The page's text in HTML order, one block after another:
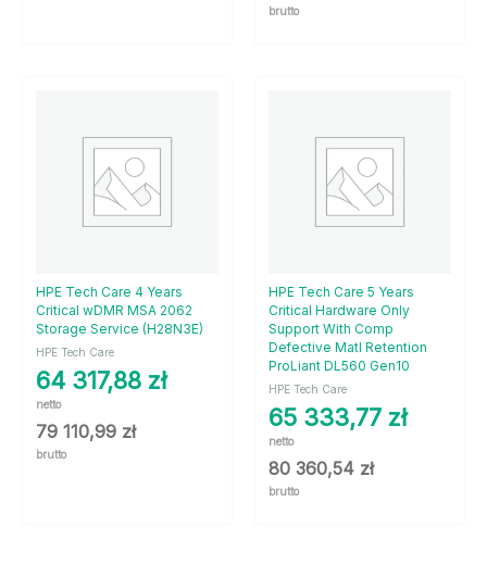
brutto
HPE Tech Care 4 Years
Critical wDMR MSA 2062
Storage Service (H28N3E)
HPE Tech Care
64 317,88 zł
netto
79 110,99 zł
brutto
HPE Tech Care 5 Years
Critical Hardware Only
Support With Comp
Defective Matl Retention
ProLiant DL560 Gen10
HPE Tech Care
65 333,77 zł
netto
80 360,54 zł
brutto